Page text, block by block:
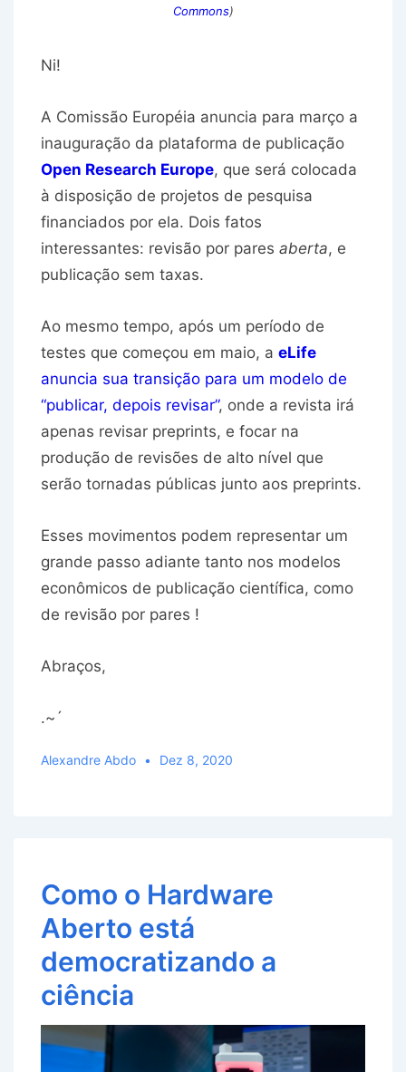
Commons)
Ni!
A Comissão Européia anuncia para março a
inauguração da plataforma de publicação
Open Research Europe, que será colocada
à disposição de projetos de pesquisa
financiados por ela. Dois fatos
interessantes: revisão por pares aberta, e
publicação sem taxas.
Ao mesmo tempo, após um período de
testes que começou em maio, a eLife
anuncia sua transição para um modelo de
“publicar, depois revisar”, onde a revista irá
apenas revisar preprints, e focar na
produção de revisões de alto nível que
serão tornadas públicas junto aos preprints.
Esses movimentos podem representar um
grande passo adiante tanto nos modelos
econômicos de publicação científica, como
de revisão por pares !
Abraços,
.~´
Alexandre Abdo Dez 8, 2020
Como o Hardware
Aberto está
democratizando a
ciência